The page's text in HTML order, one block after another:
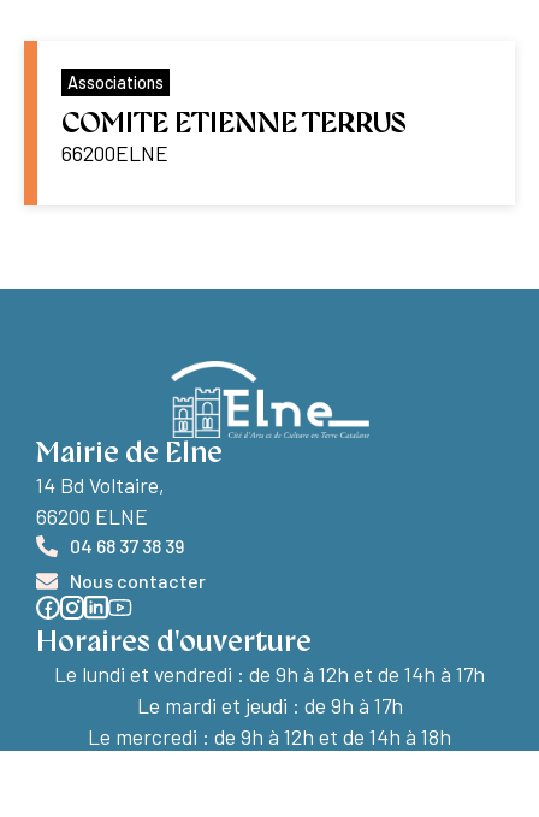
Associations
COMITE ETIENNE TERRUS
66200ELNE
Mairie de Elne
14 Bd Voltaire,
66200 ELNE
04 68 37 38 39
Nous contacter
Horaires d'ouverture
Le lundi et vendredi : de 9h à 12h et de 14h à 17h
Le mardi et jeudi : de 9h à 17h
Le mercredi : de 9h à 12h et de 14h à 18h